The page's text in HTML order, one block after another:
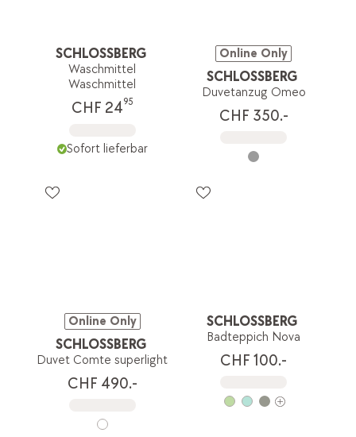
SCHLOSSBERG
Waschmittel
Waschmittel
CHF 2495
Sofort lieferbar
Online Only
SCHLOSSBERG
Duvetanzug Omeo
CHF 350.-
Online Only
SCHLOSSBERG
Duvet Comte superlight
CHF 490.-
SCHLOSSBERG
Badteppich Nova
CHF 100.-